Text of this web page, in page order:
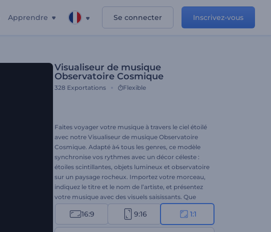
Apprendre Se connecter Inscrivez-vous
Visualiseur de musique
Observatoire Cosmique
328 Exportations Flexible
Faites voyager votre musique à travers le ciel étoilé
avec notre Visualiseur de musique Observatoire
Cosmique. Adapté à4 tous les genres, ce modèle
synchronise vos rythmes avec un décor céleste :
étoiles scintillantes, objets lumineux et observatoire
sur un paysage rocheux. Importez votre morceau,
indiquez le titre et le nom de l’artiste, et présentez
votre musique avec des visuels saisissants. Que
vous soyez musicien, DJ ou amateur de musique,
ce visualiseur est l’outil idéal pour amplifier la
portée de vos créations. Lancez-vous dès
16:9 9:16 1:1